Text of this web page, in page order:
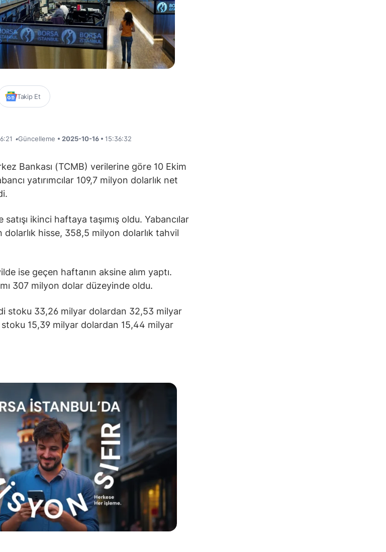
Takip Et
•Güncelleme • 2025-10-16 • 15:36:32
Bankası (TCMB) verilerine göre 10 Ekim
yatırımcılar 109,7 milyon dolarlık net
ikinci haftaya taşımış oldu. Yabancılar
hisse, 358,5 milyon dolarlık tahvil
ise geçen haftanın aksine alım yaptı.
307 milyon dolar düzeyinde oldu.
stoku 33,26 milyar dolardan 32,53 milyar
15,39 milyar dolardan 15,44 milyar